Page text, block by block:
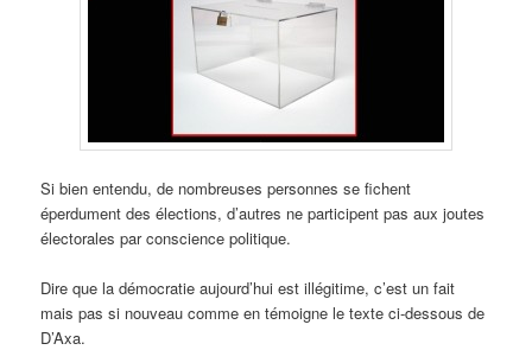
Si bien entendu, de nombreuses personnes se fichent
éperdument des élections, d’autres ne participent pas aux joutes
électorales par conscience politique.
Dire que la démocratie aujourd’hui est illégitime, c’est un fait
mais pas si nouveau comme en témoigne le texte ci-dessous de
D’Axa.